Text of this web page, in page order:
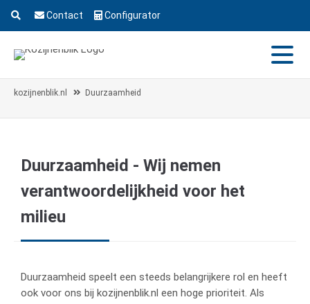
Contact Configurator
kozijnenblik.nl Duurzaamheid
Duurzaamheid - Wij nemen
verantwoordelijkheid voor het
milieu
Duurzaamheid speelt een steeds belangrijkere rol en heeft
ook voor ons bij kozijnenblik.nl een hoge prioriteit. Als